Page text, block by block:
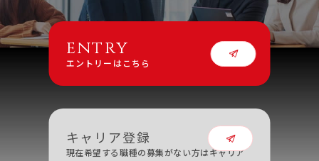
entry
エントリーはこちら
キャリア登録
現在希望する職種の募集がない方はキャリア